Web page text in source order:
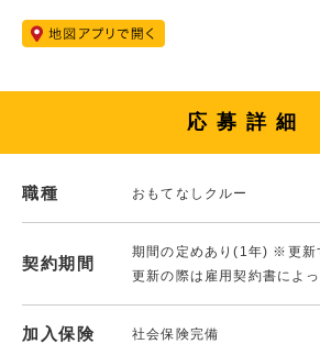
応募詳細
職種 おもてなしクルー
契約期間
期間の定めあり(1年) ※更新
更新の際は雇用契約書によっ
加入保険 社会保険完備